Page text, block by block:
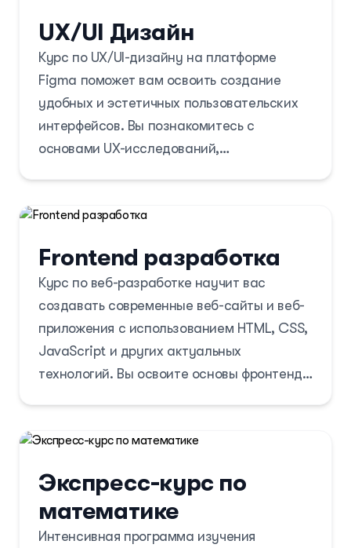
так и для опытных специалистов,
желающих повысить свою квалификацию.
UX/UI Дизайн
Курс по UX/UI-дизайну на платформе
Figma поможет вам освоить создание
удобных и эстетичных пользовательских
интерфейсов. Вы познакомитесь с
основами UX-исследований,
с дизайн-системами. Кроме того, вы
Figma для создания интерактивных
макетов и подготовки дизайна к передаче
разработчикам.
Frontend разработка
Курс по веб-разработке научит вас
создавать современные веб-сайты и веб-
приложения с использованием HTML, CSS,
JavaScript и других актуальных
технологий. Вы освоите основы фронтенд-
пользовательского интерфейса.
Экспресс-курс по
математике
Интенсивная программа изучения